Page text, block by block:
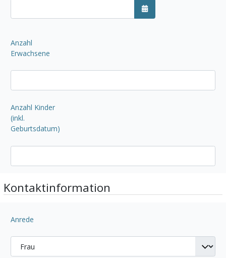
Kalender öffnen
Anzahl
Erwachsene
Anzahl Kinder
(inkl.
Geburtsdatum)
Kontaktinformation
Anrede